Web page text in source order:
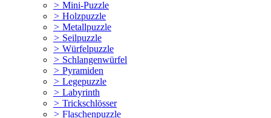
> Mini-Puzzle
> Holzpuzzle
> Metallpuzzle
> Seilpuzzle
> Würfelpuzzle
> Schlangenwürfel
> Pyramiden
> Legepuzzle
> Labyrinth
> Trickschlösser
> Flaschenpuzzle